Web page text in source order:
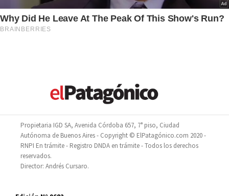
Propietaria IGD SA, Avenida Córdoba 657, 7° piso, Ciudad
Autónoma de Buenos Aires - Copyright © ElPatagónico.com 2020 -
RNPI En trámite - Registro DNDA en trámite - Todos los derechos
reservados.
Director: Andrés Cursaro.